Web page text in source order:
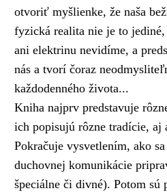
otvoriť myšlienke, že naša
fyzická realita nie je to
ani elektrinu nevidíme, a
nás a tvorí čoraz
každodenného života...
Kniha najprv predstavuje
ich popisujú rôzne tradície, aj
Pokračuje vysvetlením, ako
duchovnej komunikácie
špeciálne či divné). Potom sú